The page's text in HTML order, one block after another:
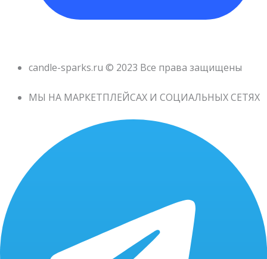
candle-sparks.ru © 2023 Все права защищены
МЫ НА МАРКЕТПЛЕЙСАХ И СОЦИАЛЬНЫХ СЕТЯХ